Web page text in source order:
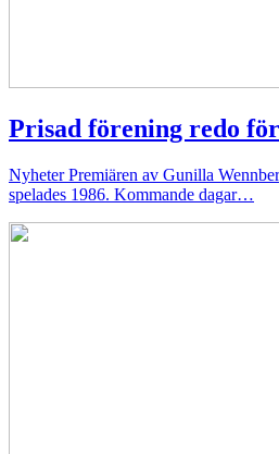
Prisad förening redo
Nyheter Premiären av Gunilla
spelades 1986. Kommande dagar…